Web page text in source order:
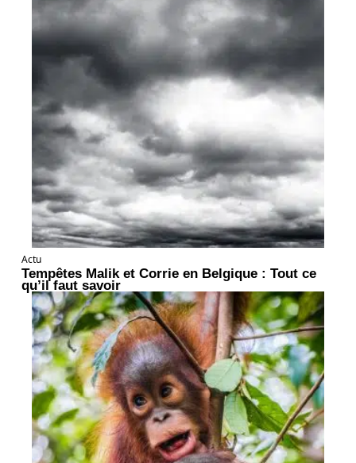
Actu
Tempêtes Malik et Corrie en Belgique : Tout ce
qu’il faut savoir